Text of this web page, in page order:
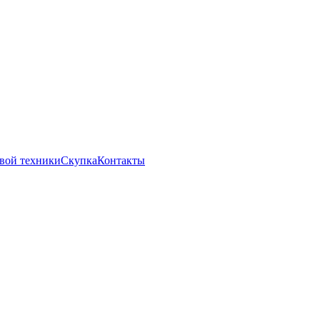
техникиСкупкаКонтакты